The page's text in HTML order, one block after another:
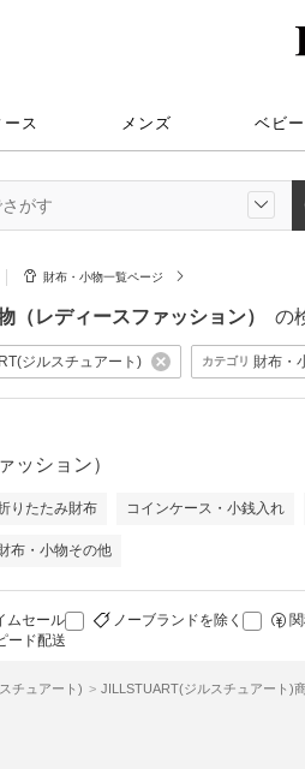
ース メンズ ベビ
財布・小物一覧ページ
（レディースファッション） の
ジルスチュアート) カテゴリ 財布・
ッション）
りたたみ財布 コインケース・小銭入れ
布・小物その他
ムセール ノーブランドを除く
ード配送
チュアート) JILLSTUART(ジルスチュアート)